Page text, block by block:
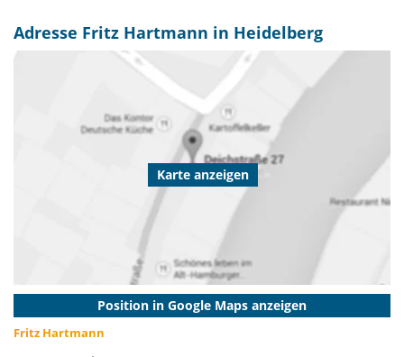
Adresse Fritz Hartmann in Heidelberg
Karte anzeigen
Position in Google Maps anzeigen
Fritz Hartmann